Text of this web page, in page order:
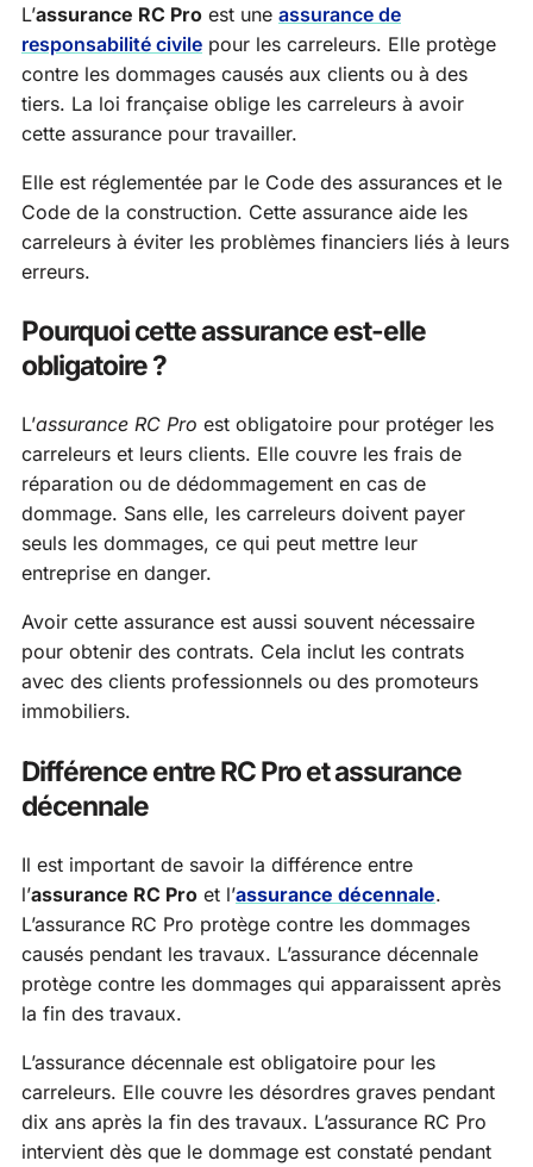
L’assurance RC Pro est une assurance de
responsabilité civile pour les carreleurs. Elle protège
contre les dommages causés aux clients ou à des
tiers. La loi française oblige les carreleurs à avoir
cette assurance pour travailler.
Elle est réglementée par le Code des assurances et le
Code de la construction. Cette assurance aide les
carreleurs à éviter les problèmes financiers liés à leurs
erreurs.
Pourquoi cette assurance est-elle
obligatoire ?
L’assurance RC Pro est obligatoire pour protéger les
carreleurs et leurs clients. Elle couvre les frais de
réparation ou de dédommagement en cas de
dommage. Sans elle, les carreleurs doivent payer
seuls les dommages, ce qui peut mettre leur
entreprise en danger.
Avoir cette assurance est aussi souvent nécessaire
pour obtenir des contrats. Cela inclut les contrats
avec des clients professionnels ou des promoteurs
immobiliers.
Différence entre RC Pro et assurance
décennale
Il est important de savoir la différence entre
l’assurance RC Pro et l’assurance décennale.
L’assurance RC Pro protège contre les dommages
causés pendant les travaux. L’assurance décennale
protège contre les dommages qui apparaissent après
la fin des travaux.
L’assurance décennale est obligatoire pour les
carreleurs. Elle couvre les désordres graves pendant
dix ans après la fin des travaux. L’assurance RC Pro
intervient dès que le dommage est constaté pendant